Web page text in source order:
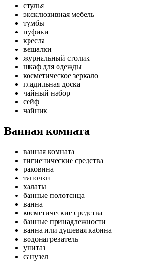
стулья
эксклюзивная мебель
тумбы
пуфики
кресла
вешалки
журнальный столик
шкаф для одежды
косметическое зеркало
гладильная доска
чайный набор
сейф
чайник
Ванная комната
ванная комната
гигиенические средства
раковина
тапочки
халаты
банные полотенца
ванна
косметические средства
банные принадлежности
ванна или душевая кабина
водонагреватель
унитаз
санузел